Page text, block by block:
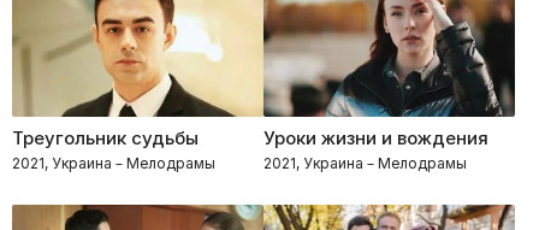
Треугольник судьбы
2021, Украина – Мелодрамы
Уроки жизни и вождения
2021, Украина – Мелодрамы